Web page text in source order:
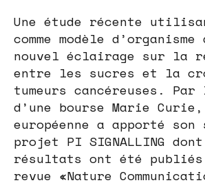
Une étude récente
comme modèle
nouvel éclairage sur la
entre les sucres et la
tumeurs cancéreuses.
d’une bourse Marie
européenne a apporté
projet PI SIGNALLING
résultats ont été
revue «Nature